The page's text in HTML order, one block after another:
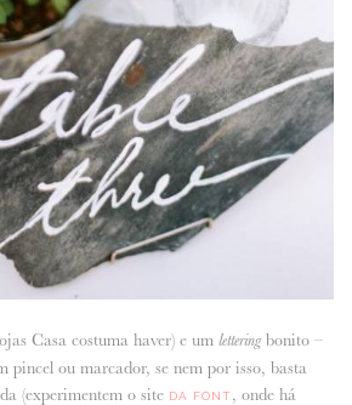
Casa costuma haver) e um lettering bonito –
pincel ou marcador, se nem por isso, basta
(experimentem o site DA FONT , onde há